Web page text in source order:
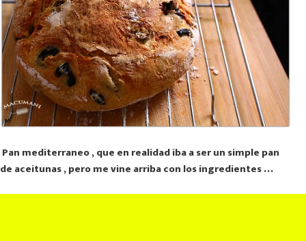
Pan mediterraneo , que en realidad iba a ser un simple pan
de aceitunas , pero me vine arriba con los ingredientes …